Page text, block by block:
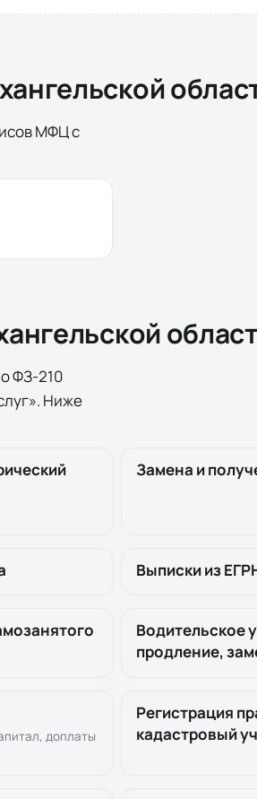
МФЦ с
ФЗ-210
Ниже
Замена и
Выписки из
Водительское
продление,
доплаты
Регистрация
кадастровый